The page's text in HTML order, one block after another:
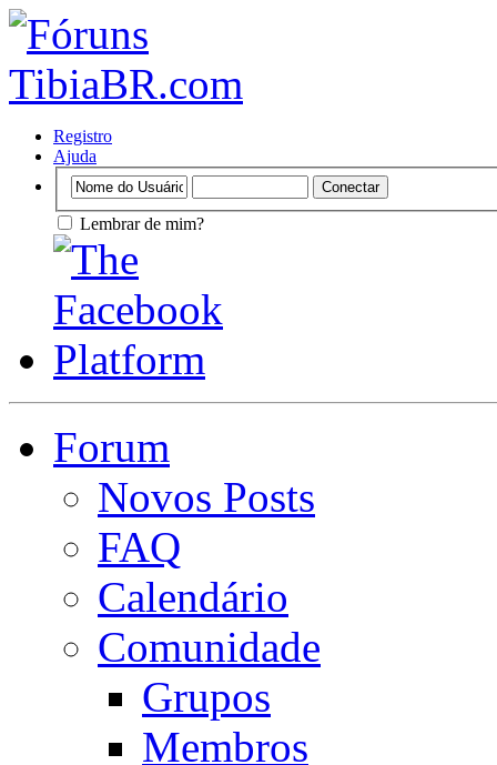
Registro
Ajuda
Lembrar de mim?
Forum
Novos Posts
FAQ
Calendário
Comunidade
Grupos
Membros